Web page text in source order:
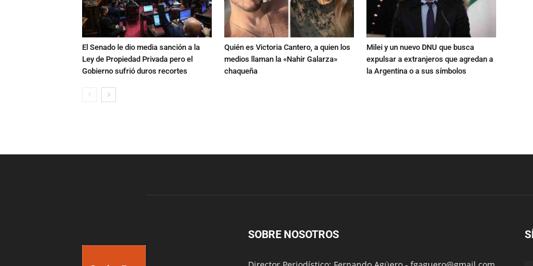
El Senado le dio media sanción a la
Ley de Propiedad Privada pero el
Gobierno sufrió duros recortes
Quién es Victoria Cantero, a quien los
medios llaman la «Nahir Galarza»
chaqueña
Milei y un nuevo DNU que busca
expulsar a extranjeros que agredan a
la Argentina o a sus símbolos
SOBRE NOSOTROS